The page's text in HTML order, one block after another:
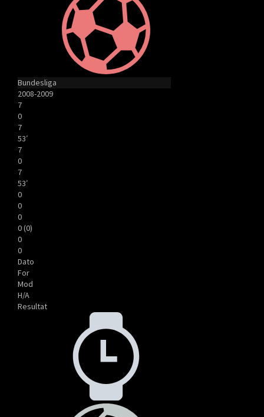
Bundesliga
2008-2009
7
0
7
53′
7
0
7
53′
0
0
0
0 (0)
0
0
Dato
For
Mod
H/A
Resultat